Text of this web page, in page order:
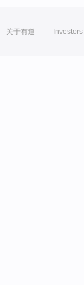
关于有道 Investors